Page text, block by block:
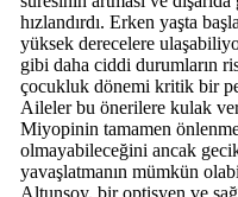
hızlandırdı. Erken yaşta
yüksek derecelere
gibi daha ciddi durumların
çocukluk dönemi kritik bir
Aileler bu önerilere kulak
Miyopinin tamamen
olmayabileceğini ancak
yavaşlatmanın mümkün